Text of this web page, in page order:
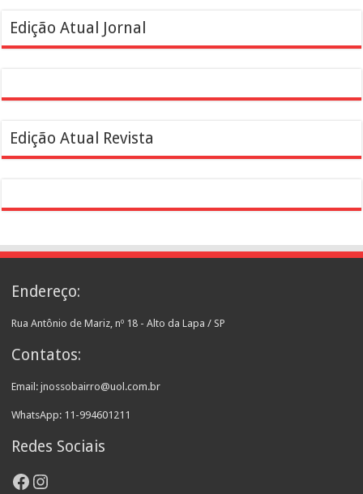
Edição Atual Jornal
Edição Atual Revista
Endereço:
Rua Antônio de Mariz, nº 18 - Alto da Lapa / SP
Contatos:
Email: jnossobairro@uol.com.br
WhatsApp: 11-994601211
Redes Sociais
Facebook
Instagram